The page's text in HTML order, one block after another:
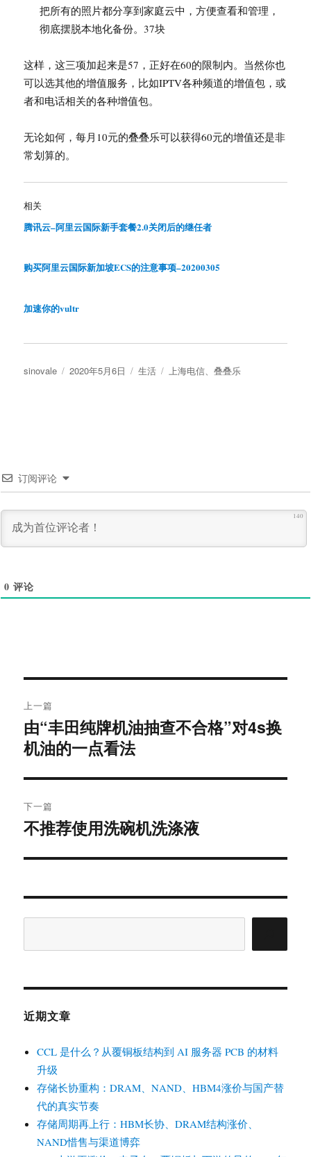
把所有的照片都分享到家庭云中，方便查看和管理，
彻底摆脱本地化备份。37块
这样，这三项加起来是57，正好在60的限制内。当然你也
可以选其他的增值服务，比如IPTV各种频道的增值包，或
者和电话相关的各种增值包。
无论如何，每月10元的叠叠乐可以获得60元的增值还是非
常划算的。
相关
腾讯云–阿里云国际新手套餐2.0关闭后的继任者
购买阿里云国际新加坡ECS的注意事项–20200305
加速你的vultr
作
sinovale
发
2020年5月6日
分
生活
标
上海电信、叠叠乐
订阅评论
140
0 评论
章
导
航
上一篇
上
篇
章：
由“丰田纯牌机油抽查不合格”对4s换
机油的一点看法
下一篇
下
文
不推荐使用洗碗机洗涤液
近期文章
CCL 是什么？从覆铜板结构到 AI 服务器 PCB 的材料
升级
存储长协重构：DRAM、NAND、HBM4涨价与国产替
代的真实节奏
存储周期再上行：HBM长协、DRAM结构涨价、
NAND惜售与渠道博弈